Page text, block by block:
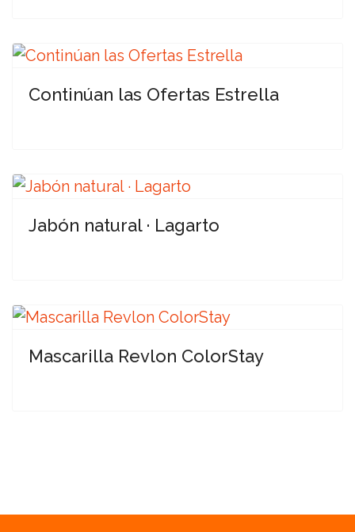
Continúan las Ofertas Estrella
Jabón natural · Lagarto
Mascarilla Revlon ColorStay